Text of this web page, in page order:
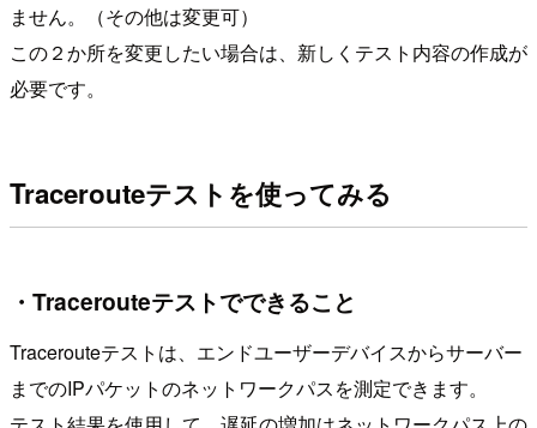
ません。（その他は変更可）
この２か所を変更したい場合は、新しくテスト内容の作成が
必要です。
Tracerouteテストを使ってみる
・Tracerouteテストでできること
Tracerouteテストは、エンドユーザーデバイスからサーバー
までのIPパケットのネットワークパスを測定できます。